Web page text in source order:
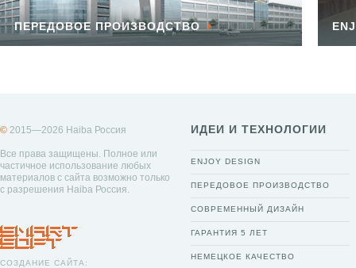
ПЕРЕДОВОЕ ПРОИЗВОДСТВО
© 2015—2026 Haiba Россия
Все права защищены. Полное или
частичное использование любых
материалов с сайта возможно только
с разрешения Haiba Россия.
СОЗДАНИЕ САЙТА:
ИДЕИ И ТЕХНОЛОГИИ
ENJOY DESIGN
ПЕРЕДОВОЕ ПРОИЗВОДСТВО
СОВРЕМЕННЫЙ ДИЗАЙН
ГАРАНТИЯ 5 ЛЕТ
НЕМЕЦКОЕ КАЧЕСТВО